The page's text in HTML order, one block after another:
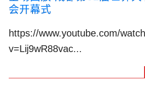
会开幕式
https://www.youtube.com/
v=Lij9wR88vac...